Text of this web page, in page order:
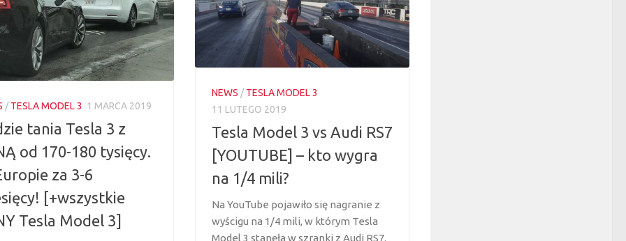
/TESLA MODEL 3 1 MARCA 2019
tania Tesla 3 z
od 170-180 tysięcy.
za 3-6
[+wszystkie
Tesla Model 3]
NEWS /TESLA MODEL 3
11 LUTEGO 2019
Tesla Model 3 vs Audi RS7
[YOUTUBE] – kto wygra
na 1/4 mili?
Na YouTube pojawiło się nagranie z
wyścigu na 1/4 mili, w którym Tesla
Model 3 stanęła w szranki z Audi RS7.